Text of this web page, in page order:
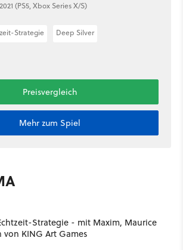
(PS5, Xbox Series X/S)
Strategie Deep Silver
Preisvergleich
Mehr zum Spiel
Strategie - mit Maxim, Maurice
von KING Art Games